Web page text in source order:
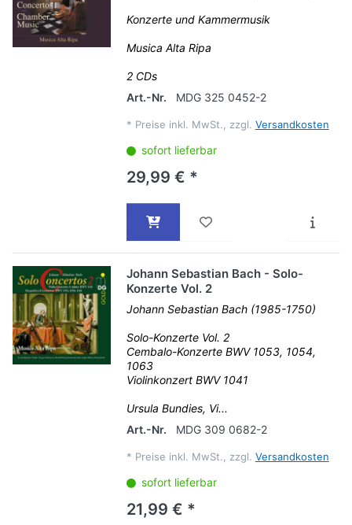
Konzerte und Kammermusik
Musica Alta Ripa
2 CDs
Art.-Nr.
MDG 325 0452-2
* Preise inkl. MwSt., zzgl. Versandkosten
sofort lieferbar
29,99 € *
Johann Sebastian Bach - Solo-
Konzerte Vol. 2
Johann Sebastian Bach (1985-1750)
Solo-Konzerte Vol. 2
Cembalo-Konzerte BWV 1053, 1054,
1063
Violinkonzert BWV 1041
Ursula Bundies, Vi...
Art.-Nr.
MDG 309 0682-2
* Preise inkl. MwSt., zzgl. Versandkosten
sofort lieferbar
21,99 € *